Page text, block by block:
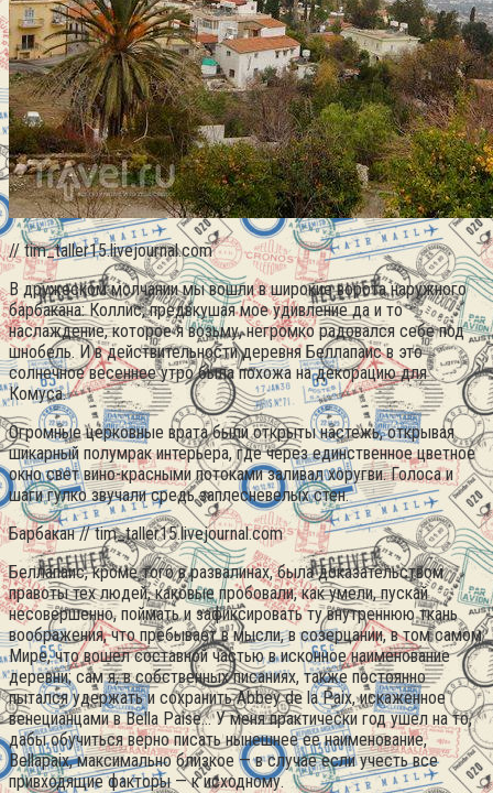
// tim_taller15.livejournal.com
В дружеском молчании мы вошли в широкие ворота наружного
барбакана: Коллис, предвкушая мое удивление да и то
наслаждение, которое я возьму, негромко радовался себе под
шнобель. И в действительности деревня Беллапаис в это
солнечное весеннее утро была похожа на декорацию для
Комуса.
Огромные церковные врата были открыты настежь, открывая
шикарный полумрак интерьера, где через единственное цветное
окно свет вино-красными потоками заливал хоругви. Голоса и
шаги гулко звучали средь заплесневелых стен.
Барбакан // tim_taller15.livejournal.com
Беллапаис, кроме того в развалинах, была доказательством
правоты тех людей, каковые пробовали, как умели, пускай
несовершенно, поймать и зафиксировать ту внутреннюю ткань
воображения, что пребывает в мысли, в созерцании, в том самом
Мире, что вошел составной частью в исконное наименование
деревни; сам я, в собственных писаниях, также постоянно
пытался удержать и сохранить Abbey de la Paix, искаженное
венецианцами в Bella Paise… У меня практически год ушел на то,
дабы обучиться верно писать нынешнее ее наименование,
Bellapaix, максимально близкое — в случае если учесть все
привходящие факторы — к исходному.